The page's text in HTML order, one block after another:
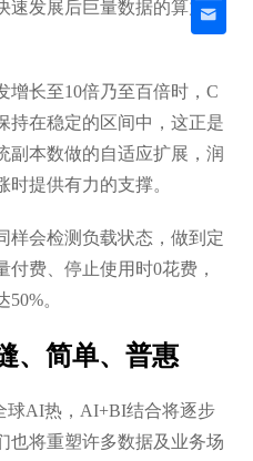
速发展后巨量数据的算力需
增长至10倍乃至百倍时，C
持在稳定的区间中，这正是
副本数做的自适应扩展，润
提供有力的支撑。
样会检测负载状态，做到定
费、停止使用时0花费，
。
、简单、普惠
球AI热，AI+BI结合将逐步
也将重塑许多数据及业务场